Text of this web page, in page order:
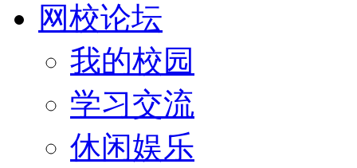
网校论坛
我的校园
学习交流
休闲娱乐